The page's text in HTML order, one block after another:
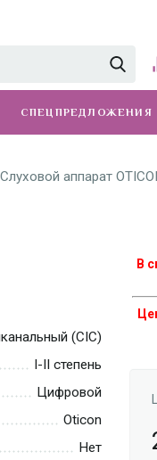
СПЕЦПРЕДЛОЖЕНИЯ
аппарат
(CIC)
I-II степень
Цифровой
Oticon
Нет
В